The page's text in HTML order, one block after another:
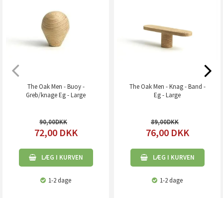
The Oak Men - Buoy -
Greb/knage Eg - Large
90,00
72,00 DKK
LÆG I KURVEN
1-2 dage
The Oak Men - Knag - Band -
Eg - Large
89,00
76,00 DKK
LÆG I KURVEN
1-2 dage